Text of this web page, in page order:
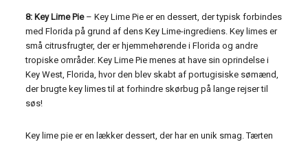
8: Key Lime Pie– Key Lime Pie er en dessert, der typisk forbindes
med Florida på grund af dens Key Lime-ingrediens. Key limes er
små citrusfrugter, der er hjemmehørende i Florida og andre
tropiske områder. Key Lime Pie menes at have sin oprindelse i
Key West, Florida, hvor den blev skabt af portugisiske sømænd,
der brugte key limes til at forhindre skørbug på lange rejser til
søs!
Key lime pie er en lækker dessert, der har en unik smag. Tærten